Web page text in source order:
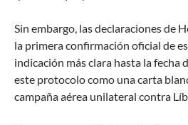
Sin embargo, las declaraciones de
la primera confirmación oficial de
indicación más clara hasta la fecha
este protocolo como una carta
campaña aérea unilateral contra